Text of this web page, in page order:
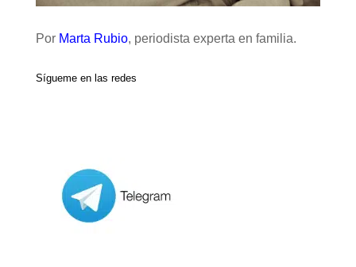
Por Marta Rubio, periodista experta en familia.
Sígueme en las redes